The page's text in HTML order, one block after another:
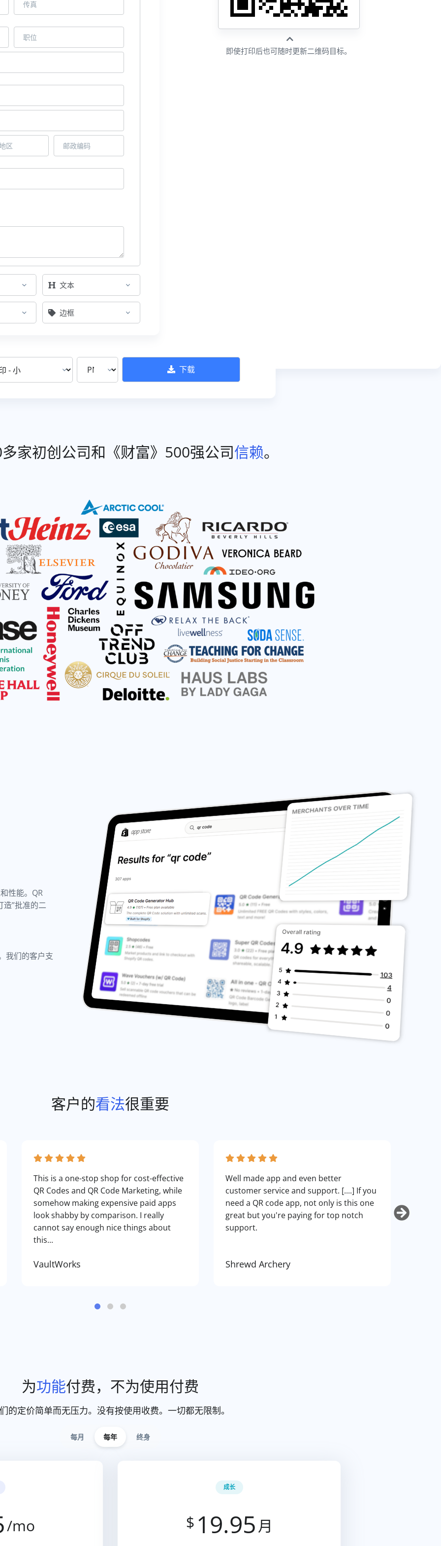
文本
边框
即使打印后也可随时更新二维码目标。
下载
家初创公司和《财富》500强公司信赖。
性能。QR
”批准的二
我们的客户支
客户的看法很重要
This is a one-stop shop for cost-effective
QR Codes and QR Code Marketing, while
somehow making expensive paid apps
look shabby by comparison. I really
cannot say enough nice things about
this...
VaultWorks
Well made app and even better
customer service and support. [....] If you
need a QR code app, not only is this one
great but you're paying for top notch
support.
Shrewd Archery
为功能付费，不为使用付费
的定价简单而无压力。没有按使用收费。一切都无限制。
每月 每年 终身
/mo
成长
$ 19.95月